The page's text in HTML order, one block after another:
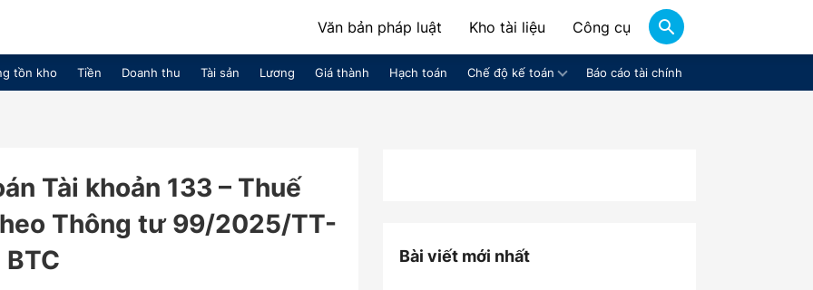
Văn bản pháp luật Kho tài liệu Công cụ
tồn kho Tiền Doanh thu Tài sản Lương Giá thành Hạch toán Chế độ kế toán Báo cáo tài chính
Tài khoản 133 – Thuế
Thông tư 99/2025/TT-
BTC
Bài viết mới nhất